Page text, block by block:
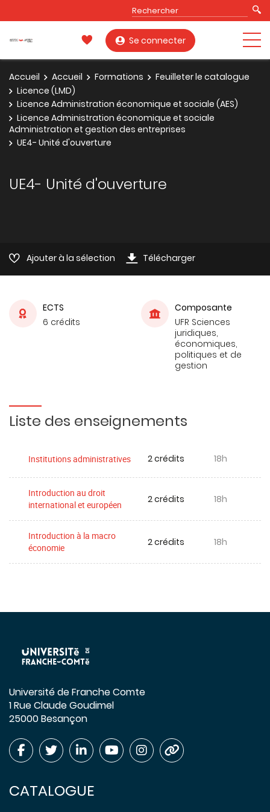
Se connecter
Accueil Accueil Formations
Feuilleter le catalogue
Licence (LMD)
Licence Administration économique et sociale (AES)
Licence Administration économique et sociale
Administration et gestion des entreprises
UE4- Unité d'ouverture
UE4- Unité d'ouverture
Ajouter à la sélection Télécharger
ECTS
6 crédits
Composante
UFR Sciences
juridiques,
économiques,
politiques et de
gestion
Liste des enseignements
Institutions administratives 2 crédits 18h
Introduction au droit
international et européen
2 crédits 18h
Introduction à la macro
économie
2 crédits 18h
Université de Franche Comte
1 Rue Claude Goudimel
25000 Besançon
CATALOGUE